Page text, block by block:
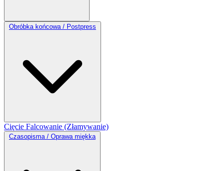
Obróbka końcowa / Postpress
Cięcie Falcowanie (Złamywanie)
Czasopisma / Oprawa miękka